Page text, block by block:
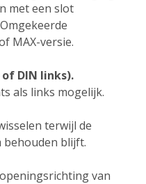
met een slot
MAX-versie.
DIN links).
als links mogelijk.
terwijl de
behouden blijft.
van